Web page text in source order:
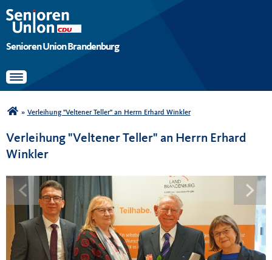
Senioren Union Brandenburg
Toggle navigation
Sie sind hier
» Verleihung "Veltener Teller" an Herrn Erhard Winkler
Verleihung "Veltener Teller" an Herrn Erhard
Winkler